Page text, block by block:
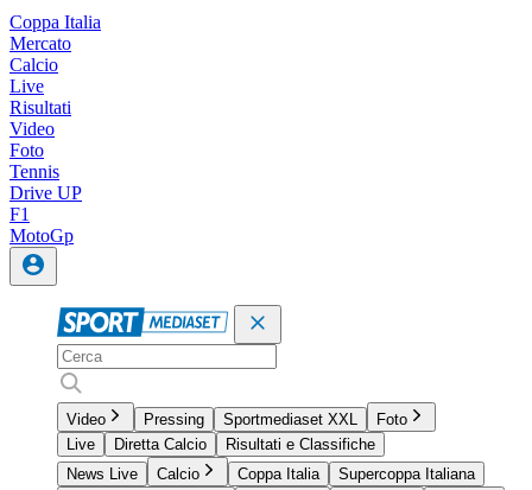
Coppa Italia
Mercato
Calcio
Live
Risultati
Video
Foto
Tennis
Drive UP
F1
MotoGp
Video Pressing Sportmediaset XXL
Foto
Live
Diretta Calcio
Risultati e Classifiche
News Live
Calcio Coppa Italia
Supercoppa Italiana